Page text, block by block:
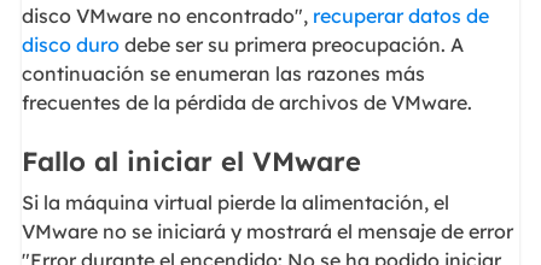
disco VMware no encontrado", recuperar datos de
disco durodebe ser su primera preocupación. A
continuación se enumeran las razones más
frecuentes de la pérdida de archivos de VMware.
Fallo al iniciar el VMware
Si la máquina virtual pierde la alimentación, el
VMware no se iniciará y mostrará el mensaje de error